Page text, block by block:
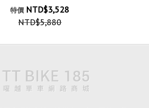
特價 NTD$3,528
NTD$5,880